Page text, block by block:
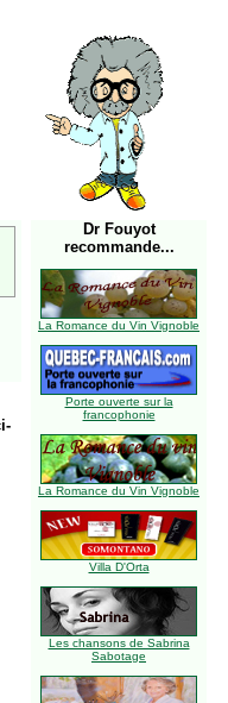
Dr Fouyot
recommande...
La Romance du Vin Vignoble
Porte ouverte sur la
francophonie
La Romance du Vin Vignoble
Villa D'Orta
Les chansons de Sabrina
Sabotage